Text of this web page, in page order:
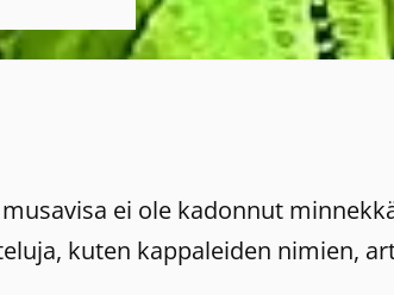
ei ole kadonnut
kuten kappaleiden nimien,